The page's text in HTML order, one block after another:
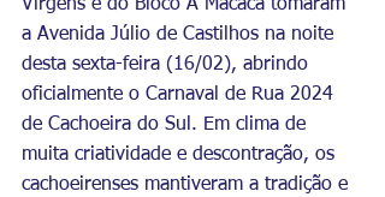
Virgens e do Bloco A Macaca tomaram
a Avenida Júlio de Castilhos na noite
desta sexta-feira (16/02), abrindo
oficialmente o Carnaval de Rua 2024
de Cachoeira do Sul. Em clima de
muita criatividade e descontração, os
cachoeirenses mantiveram a tradição e